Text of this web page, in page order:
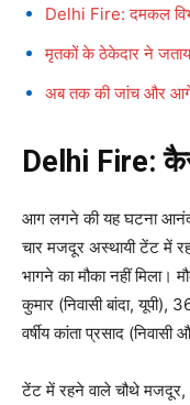
Delhi Fire: दमकल
मृतकों के ठेकेदार ने
अब तक की जांच और आगे
Delhi Fire:
आग लगने की यह घटना आनंद
चार मजदूर अस्थायी टेंट में
भागने का मौका नहीं मिला।
कुमार (निवासी बांदा, यूपी),
वर्षीय कांता प्रसाद
टेंट में रहने वाले चौथे मजदूर,